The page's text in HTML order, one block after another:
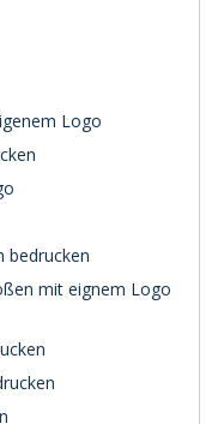
Logo
bedrucken
mit eignem Logo